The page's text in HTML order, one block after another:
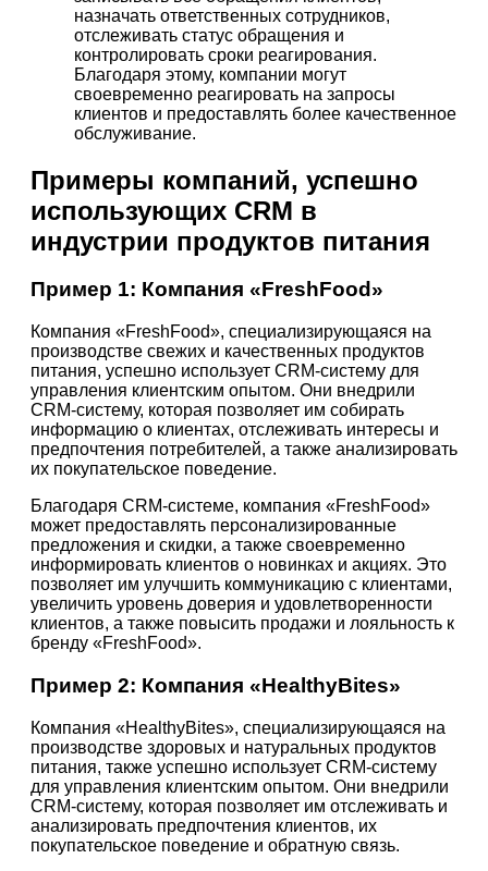
назначать ответственных сотрудников,
отслеживать статус обращения и
контролировать сроки реагирования.
Благодаря этому, компании могут
своевременно реагировать на запросы
клиентов и предоставлять более качественное
обслуживание.
Примеры компаний, успешно
использующих CRM в
индустрии продуктов питания
Пример 1: Компания «FreshFood»
Компания «FreshFood», специализирующаяся на
производстве свежих и качественных продуктов
питания, успешно использует CRM-систему для
управления клиентским опытом. Они внедрили
CRM-систему, которая позволяет им собирать
информацию о клиентах, отслеживать интересы и
предпочтения потребителей, а также анализировать
их покупательское поведение.
Благодаря CRM-системе, компания «FreshFood»
может предоставлять персонализированные
предложения и скидки, а также своевременно
информировать клиентов о новинках и акциях. Это
позволяет им улучшить коммуникацию с клиентами,
увеличить уровень доверия и удовлетворенности
клиентов, а также повысить продажи и лояльность к
бренду «FreshFood».
Пример 2: Компания «HealthyBites»
Компания «HealthyBites», специализирующаяся на
производстве здоровых и натуральных продуктов
питания, также успешно использует CRM-систему
для управления клиентским опытом. Они внедрили
CRM-систему, которая позволяет им отслеживать и
анализировать предпочтения клиентов, их
покупательское поведение и обратную связь.